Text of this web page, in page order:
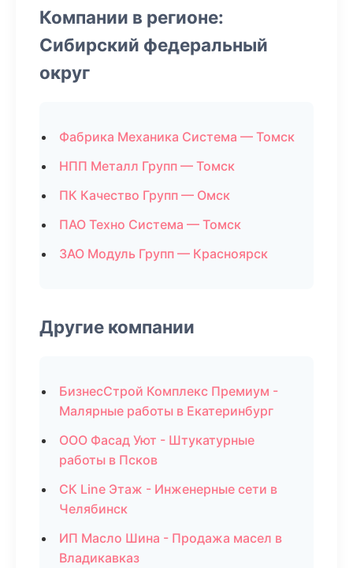
Компании в регионе:
Сибирский федеральный
округ
Фабрика Механика Система — Томск
НПП Металл Групп — Томск
ПК Качество Групп — Омск
ПАО Техно Система — Томск
ЗАО Модуль Групп — Красноярск
Другие компании
БизнесСтрой Комплекс Премиум -
Малярные работы в Екатеринбург
ООО Фасад Уют - Штукатурные
работы в Псков
СК Line Этаж - Инженерные сети в
Челябинск
ИП Масло Шина - Продажа масел в
Владикавказ